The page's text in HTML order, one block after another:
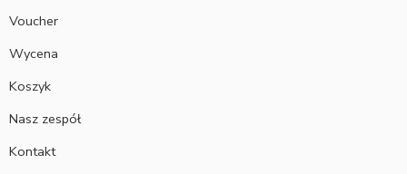
Voucher
Wycena
Koszyk
Nasz zespół
Kontakt